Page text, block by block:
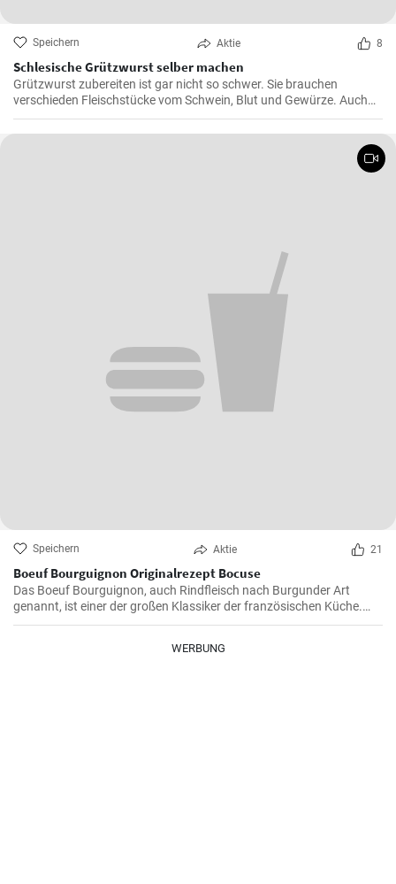
Speichern Aktie 8
Schlesische Grützwurst selber machen
Grützwurst zubereiten ist gar nicht so schwer. Sie brauchen
verschieden Fleischstücke vom Schwein, Blut und Gewürze. Auch
das klassische DDR Gericht Tote Oma wird mit Grützwurst
zubereitet. Die Grütze (aus Getreide) bindet die Wurst .
Speichern Aktie 21
Boeuf Bourguignon Originalrezept Bocuse
Das Boeuf Bourguignon, auch Rindfleisch nach Burgunder Art
genannt, ist einer der großen Klassiker der französischen Küche.
Das Rezept stammt aus dem Burgund, der Heimat des berühmten
WERBUNG